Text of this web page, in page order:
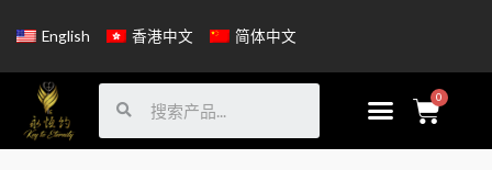
English 香港中文 简体中文